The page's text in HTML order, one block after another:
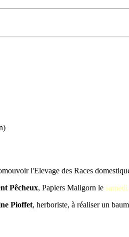
l'Elevage des Races
Pêcheux, Papiers Maligorn le
Pioffet, herboriste, à réaliser un